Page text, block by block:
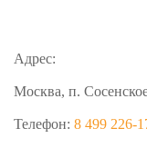
Адрес:
Москва, п.
Телефон: 8 499 226-